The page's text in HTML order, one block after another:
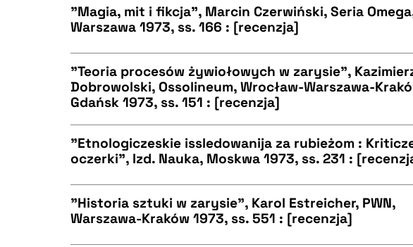
BIBTEX
BIBTEX
"Magia, mit i fikcja", Marcin Czerwiński, Seria
Warszawa 1973, ss. 166 : [recenzja]
CZYSTY TEKST
BIBTEX
"Teoria procesów żywiołowych w zarysie",
Dobrowolski, Ossolineum, Wrocław-Warszawa-
Gdańsk 1973, ss. 151 : [recenzja]
"Etnologiczeskie issledowanija za rubieżom :
oczerki", Izd. Nauka, Moskwa 1973, ss. 231 :
"Historia sztuki w zarysie", Karol Estreicher, PWN,
Warszawa-Kraków 1973, ss. 551 : [recenzja]